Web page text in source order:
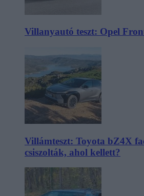
Villanyautó teszt: Opel
Villámteszt: Toyota bZ4X
csiszolták, ahol kellett?